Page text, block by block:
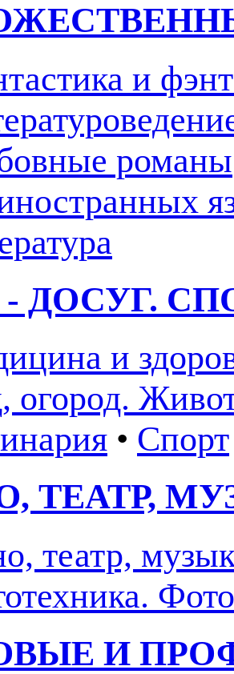
и
романы
ДОСУГ.
и
огород.
• Спорт
ТЕАТР,
театр,
И